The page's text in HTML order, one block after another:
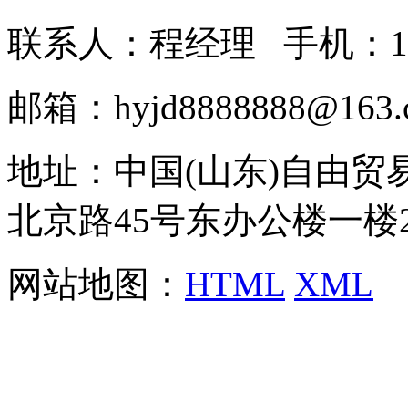
联系人：程经理 手机：
邮箱：
地址：中国(山东)自由贸
北京路45号东办公楼一楼
网站地图： HTML XML